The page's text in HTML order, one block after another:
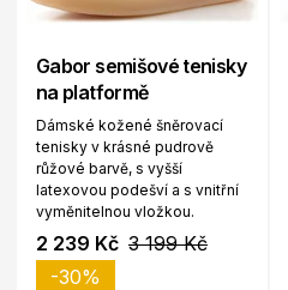
Gabor semišové tenisky
na platformě
Dámské kožené šněrovací
tenisky v krásné pudrově
růžové barvě, s vyšší
latexovou podešví a s vnitřní
vyměnitelnou vložkou.
2 239 Kč 3 199 Kč
-30%